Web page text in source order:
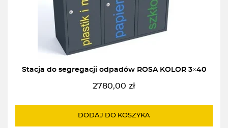
Stacja do segregacji odpadów ROSA KOLOR 3×40
2780,00 zł
DODAJ DO KOSZYKA